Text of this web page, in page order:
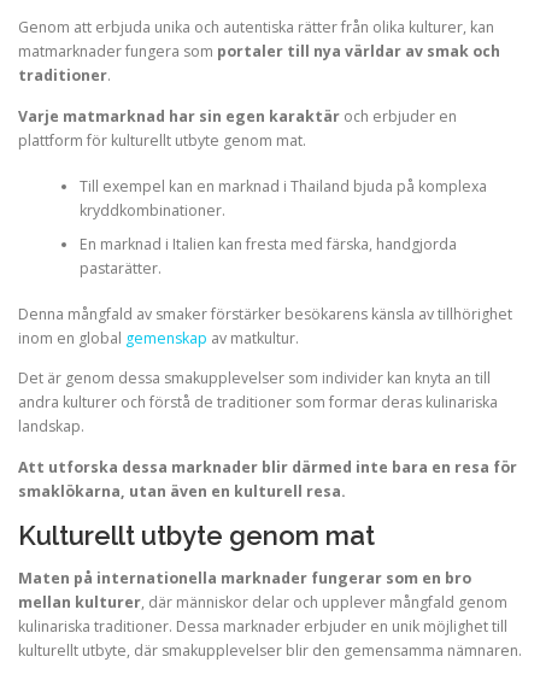
Genom att erbjuda unika och autentiska rätter från olika kulturer, kan
matmarknader fungera som portaler till nya världar av smak och
traditioner.
Varje matmarknad har sin egen karaktär och erbjuder en
plattform för kulturellt utbyte genom mat.
Till exempel kan en marknad i Thailand bjuda på komplexa
kryddkombinationer.
En marknad i Italien kan fresta med färska, handgjorda
pastarätter.
Denna mångfald av smaker förstärker besökarens känsla av tillhörighet
inom en global gemenskap av matkultur.
Det är genom dessa smakupplevelser som individer kan knyta an till
andra kulturer och förstå de traditioner som formar deras kulinariska
landskap.
Att utforska dessa marknader blir därmed inte bara en resa för
smaklökarna, utan även en kulturell resa.
Kulturellt utbyte genom mat
Maten på internationella marknader fungerar som en bro
mellan kulturer, där människor delar och upplever mångfald genom
kulinariska traditioner. Dessa marknader erbjuder en unik möjlighet till
kulturellt utbyte, där smakupplevelser blir den gemensamma nämnaren.